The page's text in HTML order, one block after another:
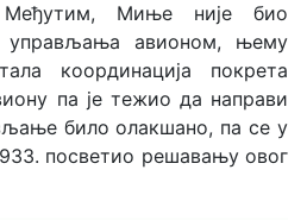
Миње није био
управљања авионом, њему
координација покрета
па је тежио да направи
било олакшано, па се у
посветио решавању овог